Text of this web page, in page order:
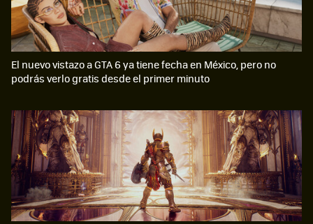
El nuevo vistazo a GTA 6 ya tiene fecha en México, pero no
podrás verlo gratis desde el primer minuto